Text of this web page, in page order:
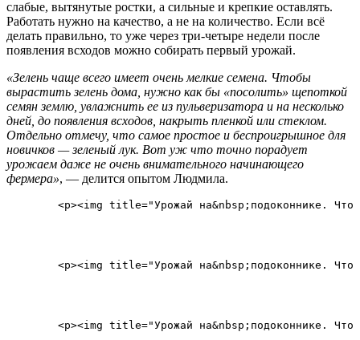
слабые, вытянутые ростки, а сильные и крепкие оставлять.
Работать нужно на качество, а не на количество. Если всё
делать правильно, то уже через три-четыре недели после
появления всходов можно собирать первый урожай.
«Зелень чаще всего имеет очень мелкие семена. Чтобы
вырастить зелень дома, нужно как бы «посолить» щепоткой
семян землю, увлажнить ее из пульверизатора и на несколько
дней, до появления всходов, накрыть пленкой или стеклом.
Отдельно отмечу, что самое простое и беспроигрышное для
новичков — зеленый лук. Вот уж что точно порадует
урожаем даже не очень внимательного начинающего
фермера», — делится опытом Людмила.
<p><img title="Урожай на&nbsp;подоконнике.
<p><img title="Урожай на&nbsp;подоконнике.
<p><img title="Урожай на&nbsp;подоконнике.